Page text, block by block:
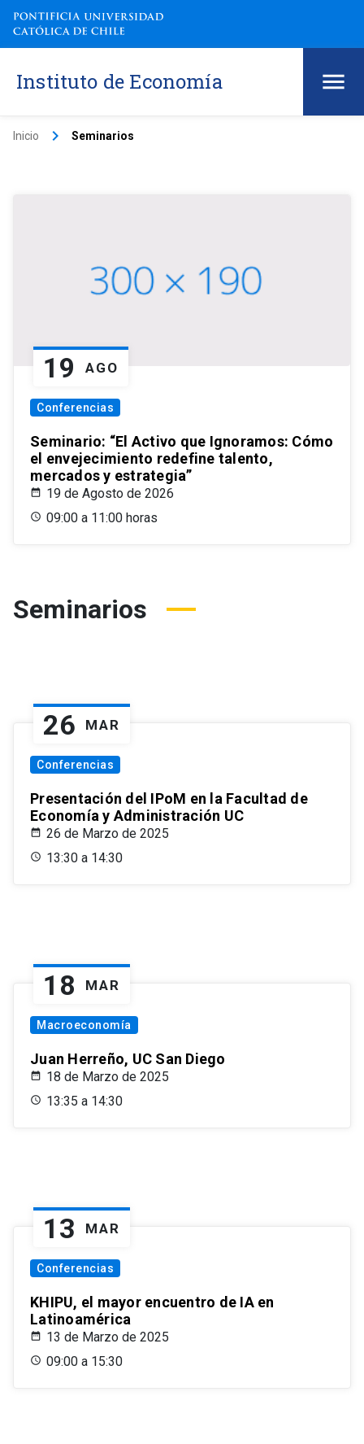
Instituto de Economía
Inicio keyboard_arrow_right Seminarios
19 AGO
Conferencias
Seminario: “El Activo que Ignoramos: Cómo
el envejecimiento redefine talento,
mercados y estrategia”
19 de Agosto de 2026
09:00 a 11:00 horas
Seminarios
26 MAR
Conferencias
Presentación del IPoM en la Facultad de
Economía y Administración UC
26 de Marzo de 2025
13:30 a 14:30
18 MAR
Macroeconomía
Juan Herreño, UC San Diego
18 de Marzo de 2025
13:35 a 14:30
13 MAR
Conferencias
KHIPU, el mayor encuentro de IA en
Latinoamérica
13 de Marzo de 2025
09:00 a 15:30